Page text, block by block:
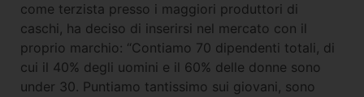
come terzista presso i maggiori produttori di
caschi, ha deciso di inserirsi nel mercato con il
proprio marchio: “Contiamo 70 dipendenti totali, di
cui il 40% degli uomini e il 60% delle donne sono
under 30. Puntiamo tantissimo sui giovani, sono